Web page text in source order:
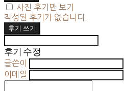
사진 후기만 보기
작성된 후기가 없습니다.
후기 쓰기
후기 수정
글쓴이
이메일